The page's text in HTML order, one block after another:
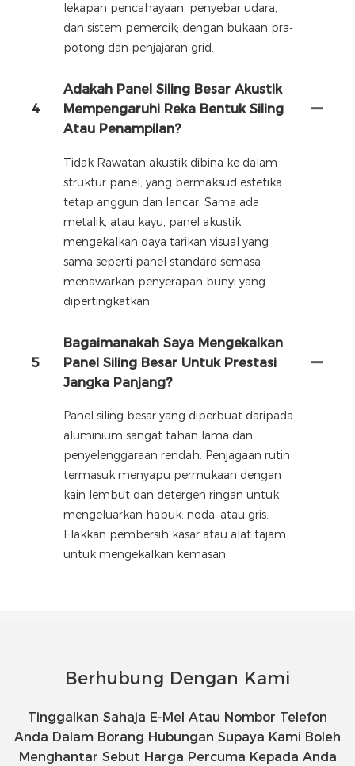
lekapan pencahayaan, penyebar udara,
dan sistem pemercik; dengan bukaan pra-
potong dan penjajaran grid.
4
Adakah Panel Siling Besar Akustik
Mempengaruhi Reka Bentuk Siling
Atau Penampilan?
Tidak Rawatan akustik dibina ke dalam
struktur panel, yang bermaksud estetika
tetap anggun dan lancar. Sama ada
metalik, atau kayu, panel akustik
mengekalkan daya tarikan visual yang
sama seperti panel standard semasa
menawarkan penyerapan bunyi yang
dipertingkatkan.
5
Bagaimanakah Saya Mengekalkan
Panel Siling Besar Untuk Prestasi
Jangka Panjang?
Panel siling besar yang diperbuat daripada
aluminium sangat tahan lama dan
penyelenggaraan rendah. Penjagaan rutin
termasuk menyapu permukaan dengan
kain lembut dan detergen ringan untuk
mengeluarkan habuk, noda, atau gris.
Elakkan pembersih kasar atau alat tajam
untuk mengekalkan kemasan.
Berhubung Dengan Kami
Tinggalkan Sahaja E-Mel Atau Nombor Telefon
Anda Dalam Borang Hubungan Supaya Kami Boleh
Menghantar Sebut Harga Percuma Kepada Anda